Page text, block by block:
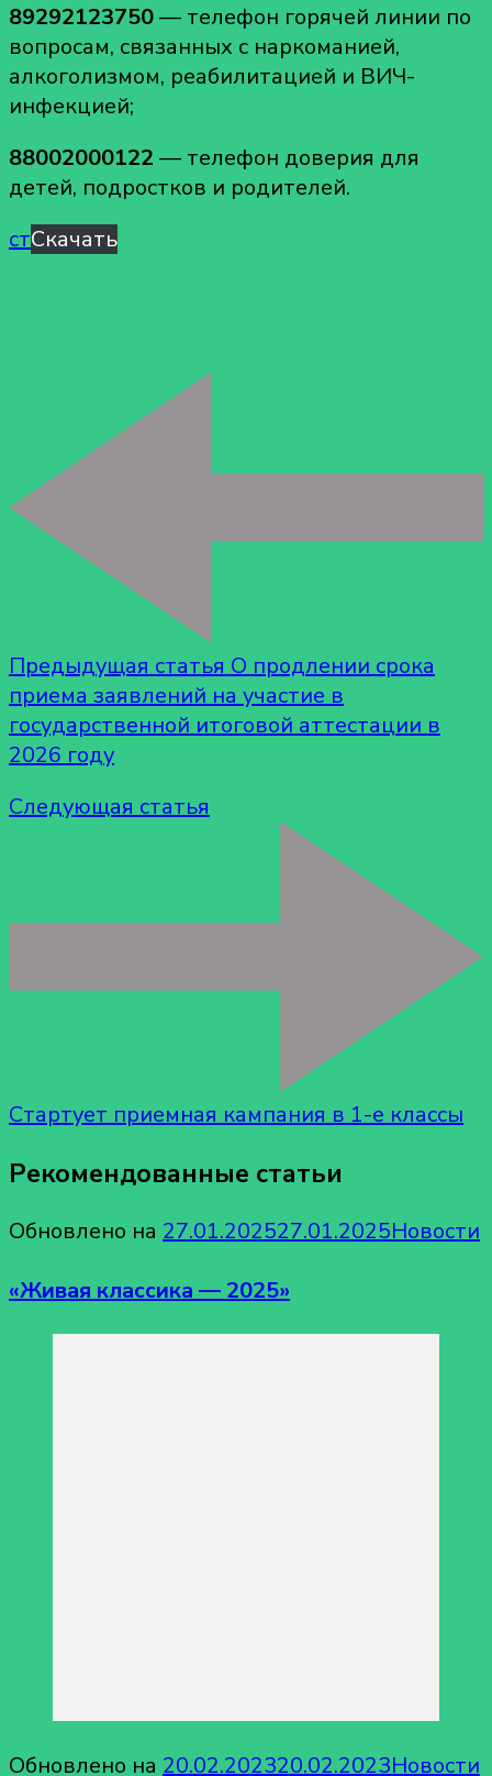
89292123750— телефон горячей линии по
вопросам, связанных с наркоманией,
алкоголизмом, реабилитацией и ВИЧ-
инфекцией;
88002000122 — телефон доверия для
детей, подростков и родителей.
стСкачать
Предыдущая статья О продлении срока
приема заявлений на участие в
государственной итоговой аттестации в
2026 году
Следующая статья
Стартует приемная кампания в 1-е классы
Рекомендованные статьи
Обновлено на 27.01.202527.01.2025Новости
«Живая классика — 2025»
Обновлено на 20.02.202320.02.2023Новости